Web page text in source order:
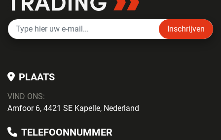
Inschrijven
PLAATS
VIND ONS:
Amfoor 6, 4421 SE Kapelle, Nederland
TELEFOONNUMMER